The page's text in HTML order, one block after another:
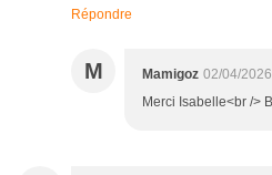
Répondre
M Mamigoz 02/04/
Merci Isabelle<br />